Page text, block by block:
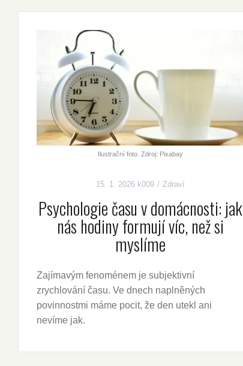
Ilustrační foto. Zdroj: Pixabay
15. 1. 2026 k009 Zdraví
Psychologie času v domácnosti: jak
nás hodiny formují víc, než si
myslíme
Zajímavým fenoménem je subjektivní
zrychlování času. Ve dnech naplněných
povinnostmi máme pocit, že den utekl ani
nevíme jak.